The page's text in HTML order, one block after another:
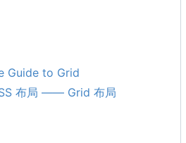
Guide to Grid
布局 —— Grid 布局